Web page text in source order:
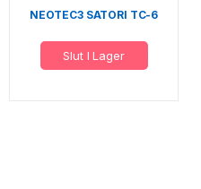
NEOTEC3 SATORI TC-6
Slut I Lager